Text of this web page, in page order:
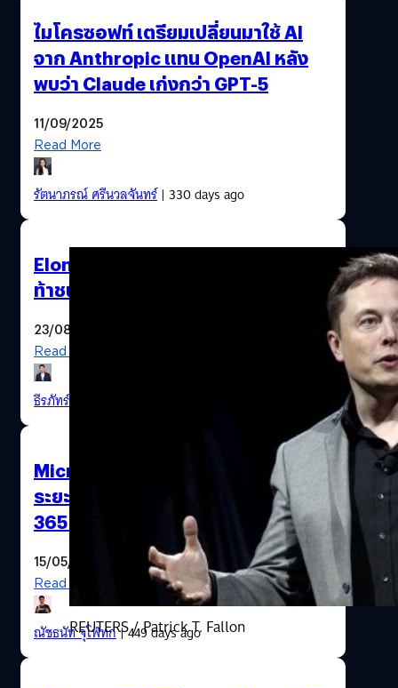
ไมโครซอฟท์ เตรียมเปลี่ยนมาใช้ AI
จาก Anthropic แทน OpenAI หลัง
พบว่า Claude เก่งกว่า GPT-5
11/09/2025
Read More
รัตนาภรณ์ ศรีนวลจันทร์| 330 days ago
REUTERS / Patrick T. Fallon
Elon Musk เปิดตัวบริษัท Macrohard
ท้าชน Microsoft
23/08/2025
Read More
ธีรภัทร์ ธีระโรจนพงษ์
Microsoft ประกาศเปลี่ยนใจ ขยาย
ระยะเวลาสนับสนุนแอปฯ Microsoft
365 บน Windows 10 แบบเงียบ ๆ
15/05/2025
Read More
ณัชธนัท จุโฬทก| 449 days ago